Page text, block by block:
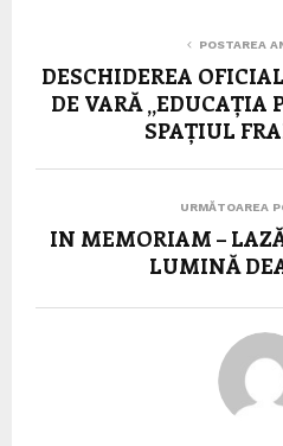
POSTAREA
DESCHIDEREA
DE VARĂ „EDUCAȚIA
SPAȚIUL
URMĂTOAREA
IN MEMORIAM –
LUMINĂ